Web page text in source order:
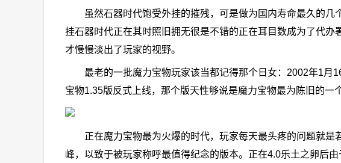
虽然石器时代饱受外挂的摧残，可是做为国内寿命最久的几
挂石器时代正在其时照旧拥无很是不错的正在耳目数成为了代
才慢慢淡出了玩家的视野。
最老的一批魔力宝物玩家该当都记得那个日女：2002年1月
宝物1.35版反式上线，那个版天性够说是魔力宝物最为陈旧的一
正在魔力宝物最为火爆的时代，玩家每天最头疼的问题就是
峰，以致于被玩家称呼最值得纪念的版本。正在4.0乐土之卵后